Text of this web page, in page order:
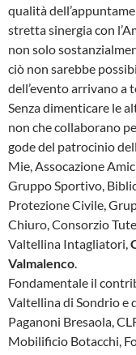
qualità
stretta sinergia con
non solo
ciò non sarebbe
dell’evento arrivano a
Senza dimenticare le
non che collaborano
gode del patrocinio
Mie, Assocazione
Gruppo Sportivo,
Protezione Civile,
Chiuro, Consorzio
Valtellina Intagliatori,
Valmalenco.
Fondamentale il
Valtellina di Sondrio e
Paganoni Bresaola,
Mobilificio Botacchi,